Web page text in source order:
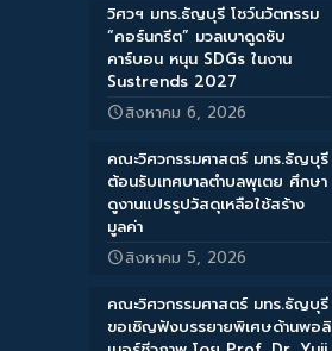
วิศวฯ มทร.ธัญบุรี โชว์นวัตกรรม
“คอร์นกรีต” มวลเบาดูดซับ
คาร์บอน หนุน SDGs ในงาน
Sustrends 2027
สิงหาคม 6, 2026
คณะวิศวกรรมศาสตร์ มทร.ธัญบุรี
ต้อนรับเทศบาลตำบลพุเตย ศึกษา
ดูงานแปรรูปวัสดุเหลือใช้สร้าง
มูลค่า
สิงหาคม 5, 2026
คณะวิศวกรรมศาสตร์ มทร.ธัญบุรี
ขอเชิญฟังบรรยายพิเศษด้านพอลิ